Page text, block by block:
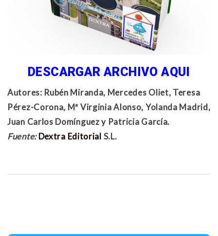
DESCARGAR ARCHIVO AQUI
Autores: Rubén Miranda, Mercedes Oliet, Teresa
Pérez-Corona, Mª Virginia Alonso, Yolanda Madrid,
Juan Carlos Domínguez y Patricia García.
Fuente: Dextra Editorial S.L.